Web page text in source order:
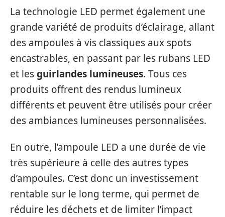
La technologie LED permet également une
grande variété de produits d’éclairage, allant
des ampoules à vis classiques aux spots
encastrables, en passant par les rubans LED
et lesguirlandes lumineuses. Tous ces
produits offrent des rendus lumineux
différents et peuvent être utilisés pour créer
des ambiances lumineuses personnalisées.
En outre, l’ampoule LED a une durée de vie
très supérieure à celle des autres types
d’ampoules. C’est donc un investissement
rentable sur le long terme, qui permet de
réduire les déchets et de limiter l’impact